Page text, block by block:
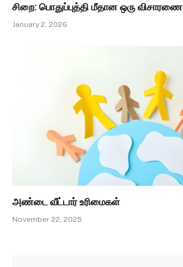
சிறை: பொதுப்புத்தி மீதான ஒரு விசாரணை
January 2, 2026
அண்டை வீட்டார் உரிமைகள்
November 22, 2025